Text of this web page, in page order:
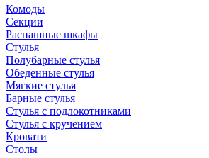
Комоды
Секции
Распашные шкафы
Стулья
Полубарные стулья
Обеденные стулья
Мягкие стулья
Барные стулья
Стулья с подлокотниками
Стулья с кручением
Кровати
Столы